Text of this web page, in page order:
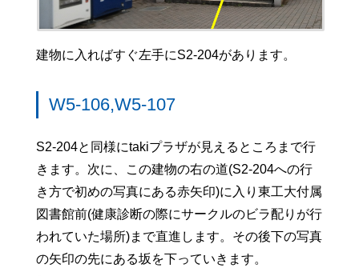
そうすると階段があるためそこを上り左手のドア
から建物に入ります。